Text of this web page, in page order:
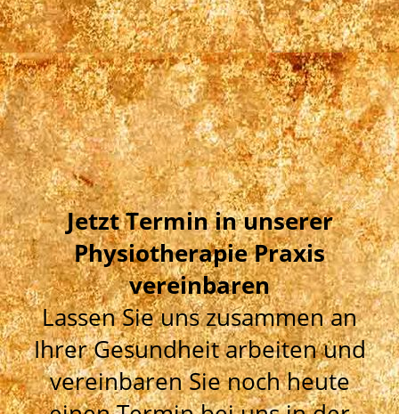
Jetzt Termin in unserer
Physiotherapie Praxis
vereinbaren
Lassen Sie uns zusammen an
Ihrer Gesundheit arbeiten und
vereinbaren Sie noch heute